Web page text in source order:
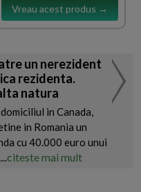
Vreau acest produs →
un nerezident
rezidenta.
natura
in Canada,
in Romania un
cu 40.000 euro unui
citeste mai mult